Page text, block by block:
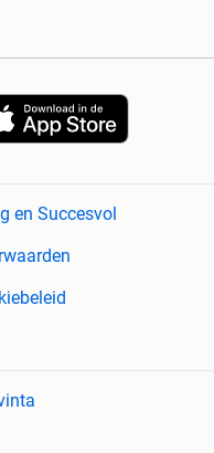
en Succesvol